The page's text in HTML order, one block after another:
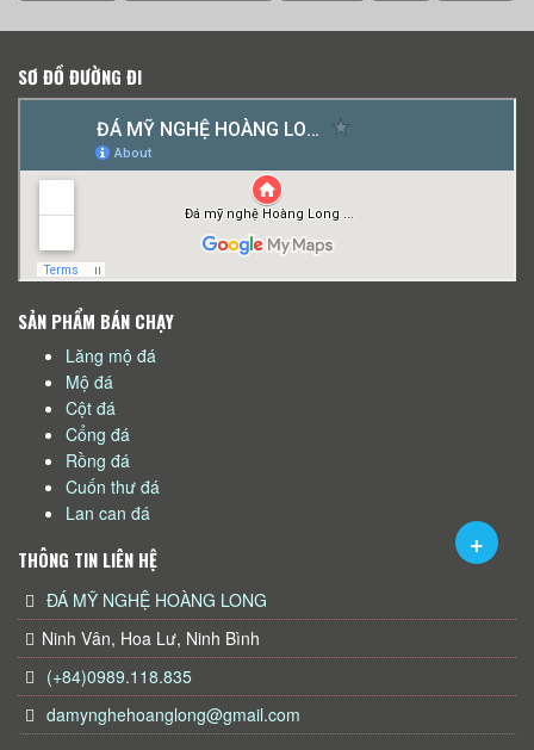
SƠ ĐỒ ĐƯỜNG ĐI
SẢN PHẨM BÁN CHẠY
Lăng mộ đá
Mộ đá
Cột đá
Cổng đá
Rồng đá
Cuốn thư đá
Lan can đá
THÔNG TIN LIÊN HỆ
ĐÁ MỸ NGHỆ HOÀNG LONG
Ninh Vân, Hoa Lư, Ninh Bình
(+84)0989.118.835
damynghehoanglong@gmail.com